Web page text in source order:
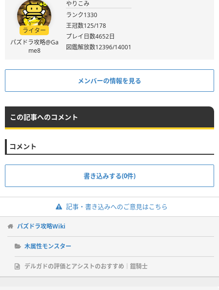
ライター
パズドラ攻略@Ga
me8
やりこみ
ランク1330
王冠数125/178
プレイ日数4652日
図鑑解放数12396/14001
メンバーの情報を見る
この記事へのコメント
コメント
書き込みする(0件)
記事・書き込みへのご意見はこちら
パズドラ攻略Wiki
木属性モンスター
デルガドの評価とアシストのおすすめ｜鎧騎士